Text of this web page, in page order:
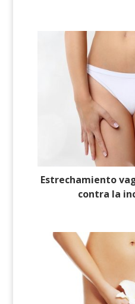
Estrechamiento
contra la